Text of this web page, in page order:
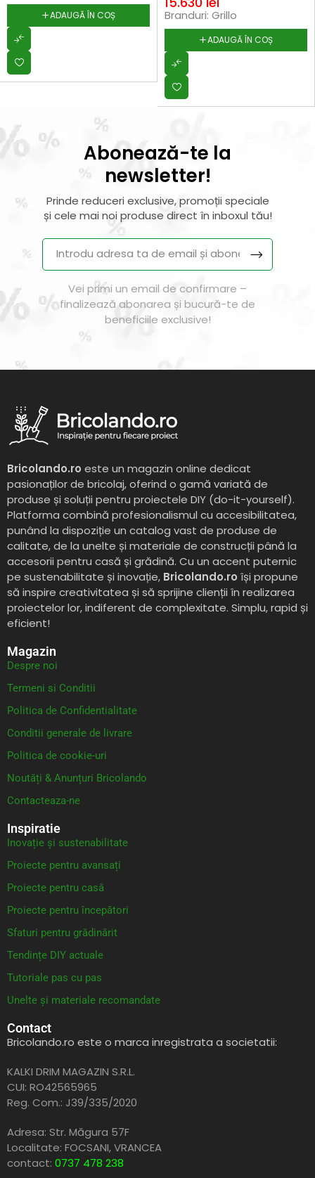
ADAUGĂ ÎN COȘ
iarba, 6 viteze
Branduri: Grillo
ADAUGĂ ÎN COȘ
Abonează-te la
newsletter!
Prinde reduceri exclusive, promoții speciale
și cele mai noi produse direct în inboxul tău!
Vei primi un email de confirmare –
finalizează abonarea și bucură-te de
beneficiile exclusive!
Bricolando.ro este un magazin online dedicat
pasionaților de bricolaj, oferind o gamă variată de
produse și soluții pentru proiectele DIY (do-it-yourself).
Platforma combină profesionalismul cu accesibilitatea,
punând la dispoziție un catalog vast de produse de
calitate, de la unelte și materiale de construcții până la
accesorii pentru casă și grădină. Cu un accent puternic
pe sustenabilitate și inovație, Bricolando.ro își propune
să inspire creativitatea și să sprijine clienții în realizarea
proiectelor lor, indiferent de complexitate. Simplu, rapid și
eficient!
Magazin
Despre noi
Termeni si Conditii
Politica de Confidentialitate
Conditii generale de livrare
Politica de cookie-uri
Noutăți & Anunțuri Bricolando
Contacteaza-ne
Inspiratie
Inovație și sustenabilitate
Proiecte pentru avansați
Proiecte pentru casă
Proiecte pentru începători
Sfaturi pentru grădinărit
Tendințe DIY actuale
Tutoriale pas cu pas
Unelte și materiale recomandate
Contact
Bricolando.ro este o marca inregistrata a societatii:
KALKI DRIM MAGAZIN S.R.L.
CUI: RO42565965
Reg. Com.: J39/335/2020
Adresa: Str. Măgura 57F
Localitate: FOCSANI,VRANCEA
contact: 0737 478 238